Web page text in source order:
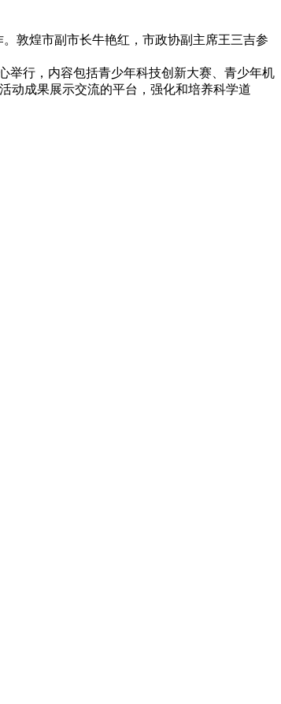
敦煌市副市长牛艳红，市政协副主席王三吉参
举行，内容包括青少年科技创新大赛、青少年机
动成果展示交流的平台，强化和培养科学道